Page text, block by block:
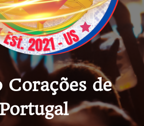
Corações de
Portugal